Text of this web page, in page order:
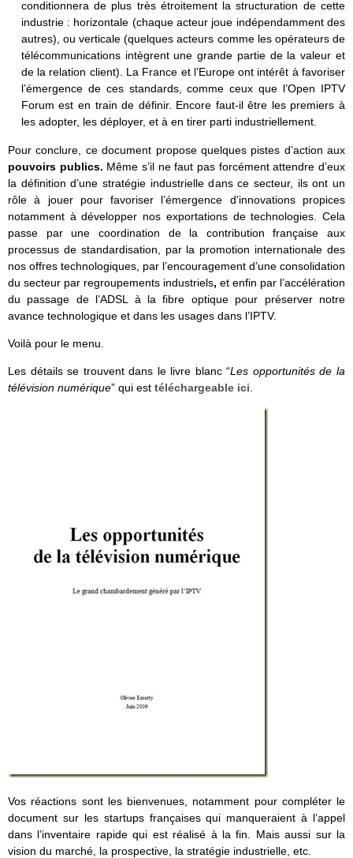
conditionnera de plus très étroitement la structuration de cette
industrie : horizontale (chaque acteur joue indépendamment des
autres), ou verticale (quelques acteurs comme les opérateurs de
télécommunications intègrent une grande partie de la valeur et
de la relation client). La France et l’Europe ont intérêt à favoriser
l’émergence de ces standards, comme ceux que l’Open IPTV
Forum est en train de définir. Encore faut-il être les premiers à
les adopter, les déployer, et à en tirer parti industriellement.
Pour conclure, ce document propose quelques pistes d’action aux
pouvoirs publics. Même s’il ne faut pas forcément attendre d’eux
la définition d’une stratégie industrielle dans ce secteur, ils ont un
rôle à jouer pour favoriser l’émergence d’innovations propices
notamment à développer nos exportations de technologies. Cela
passe par une coordination de la
contribution française aux
processus de standardisation, par la promotion internationale des
nos offres technologiques, par l’encouragement d’une consolidation
du secteur par regroupements industriels, et enfin par l’accélération
du passage de l’ADSL à la fibre optique pour préserver notre
avance technologique et dans les usages dans l’IPTV.
Voilà pour le menu.
Les détails se trouvent dans le livre blanc “Les opportunités de la
télévision numérique” qui est téléchargeable ici
Vos réactions sont les bienvenues, notamment pour compléter le
document sur les startups françaises qui manqueraient à l’appel
dans l’inventaire rapide qui est réalisé à la fin. Mais aussi sur la
vision du marché, la prospective, la stratégie industrielle, etc.